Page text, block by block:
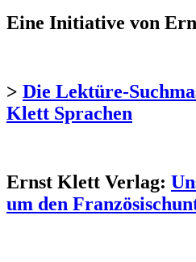
Eine Initiative von
> Die Lektüre-
Klett Sprachen
Ernst Klett Verlag:
um den